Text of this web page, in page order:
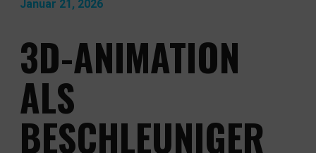
KONTAKT
NEWS & WISSEN
Januar 21, 2026
3D-ANIMATION
ALS
BESCHLEUNIGER